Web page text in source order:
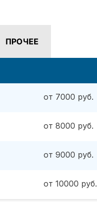
ПРОЧЕЕ
от 7000 руб.
от 8000 руб.
от 9000 руб.
от 10000 руб.